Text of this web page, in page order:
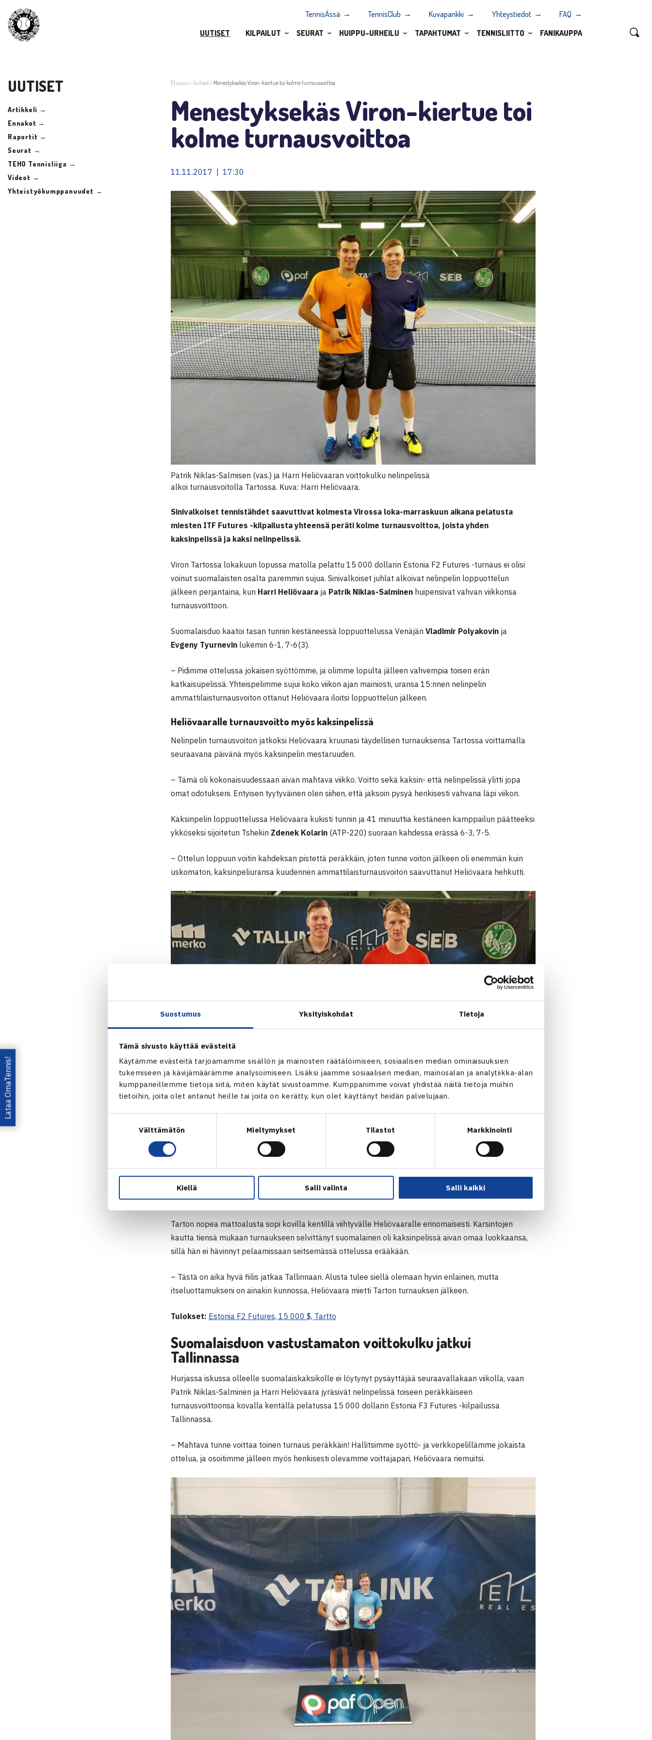
Suostumus Yksityiskohdat Tietoja
Tämä sivusto käyttää evästeitä
Käytämme evästeitä tarjoamamme sisällön ja mainosten räätälöimiseen, sosiaalisen median ominaisuuksien
tukemiseen ja kävijämäärämme analysoimiseen. Lisäksi jaamme sosiaalisen median, mainosalan ja analytiikka-alan
kumppaneillemme tietoja siitä, miten käytät sivustoamme. Kumppanimme voivat yhdistää näitä tietoja muihin
tietoihin, joita olet antanut heille tai joita on kerätty, kun olet käyttänyt heidän palvelujaan.
Välttämätön Mieltymykset Tilastot Markkinointi
Kiellä Salli valinta Salli kaikki
TennisÄssä TennisClub Kuvapankki Yhteystiedot
FAQ
UUTISET
KILPAILUT SEURAT HUIPPU-URHEILU TAPAHTUMAT TENNISLIITTO FANIKAUPPA
UUTISET
Artikkeli →
Ennakot →
Raportit →
Seurat →
TEHO Tennisliiga →
Videot →
Yhteistyökumppanuudet →
Etusivu > Uutiset> Menestyksekäs Viron-kiertue toi kolme turnausvoittoa
Menestyksekäs Viron-kiertue toi
kolme turnausvoittoa
11.11.2017 | 17:30
Patrik Niklas-Salmisen (vas.) ja Harri Heliövaaran voittokulku nelinpelissä
alkoi turnausvoitolla Tartossa. Kuva: Harri Heliövaara.
Sinivalkoiset tennistähdet saavuttivat kolmesta Virossa loka-marraskuun aikana pelatusta
miesten ITF Futures -kilpailusta yhteensä peräti kolme turnausvoittoa, joista yhden
kaksinpelissä ja kaksi nelinpelissä.
Viron Tartossa lokakuun lopussa matolla pelattu 15 000 dollarin Estonia F2 Futures -turnaus ei olisi
voinut suomalaisten osalta paremmin sujua. Sinivalkoiset juhlat alkoivat nelinpelin loppuottelun
jälkeen perjantaina, kun Harri Heliövaara ja Patrik Niklas-Salminen huipensivat vahvan viikkonsa
turnausvoittoon.
Suomalaisduo kaatoi tasan tunnin kestäneessä loppuottelussa Venäjän Vladimir Polyakovin ja
Evgeny Tyurnevin lukemin 6-1, 7-6(3).
– Pidimme ottelussa jokaisen syöttömme, ja olimme lopulta jälleen vahvempia toisen erän
katkaisupelissä. Yhteispelimme sujui koko viikon ajan mainiosti, uransa 15:nnen nelinpelin
ammattilaisturnausvoiton ottanut Heliövaara iloitsi loppuottelun jälkeen.
Heliövaaralle turnausvoitto myös kaksinpelissä
Nelinpelin turnausvoiton jatkoksi Heliövaara kruunasi täydellisen turnauksensa Tartossa voittamalla
seuraavana päivänä myös kaksinpelin mestaruuden.
– Tämä oli kokonaisuudessaan aivan mahtava viikko. Voitto sekä kaksin- että nelinpelissä ylitti jopa
omat odotukseni. Erityisen tyytyväinen olen siihen, että jaksoin pysyä henkisesti vahvana läpi viikon.
Kaksinpelin loppuottelussa Heliövaara kukisti tunnin ja 41 minuuttia kestäneen kamppailun päätteeksi
ykköseksi sijoitetun Tshekin Zdenek Kolarin (ATP-220) suoraan kahdessa erässä 6-3, 7-5.
– Ottelun loppuun voitin kahdeksan pistettä peräkkäin, joten tunne voiton jälkeen oli enemmän kuin
uskomaton, kaksinpeliuransa kuudennen ammattilaisturnausvoiton saavuttanut Heliövaara hehkutti.
Harri Heliövaara vei Tartosta myös kaksinpelin turnausvoiton, kun
loppuottelussa kaatui Tshekin Zdenek Kolar (oik.).
Kuva: Harri Heliövaara.
Tarton nopea mattoalusta sopi kovilla kentillä viihtyvälle Heliövaaralle erinomaisesti. Karsintojen
kautta tiensä mukaan turnaukseen selvittänyt suomalainen oli kaksinpelissä aivan omaa luokkaansa,
sillä hän ei hävinnyt pelaamissaan seitsemässä ottelussa erääkään.
– Tästä on aika hyvä fiilis jatkaa Tallinnaan. Alusta tulee siellä olemaan hyvin erilainen, mutta
itseluottamukseni on ainakin kunnossa, Heliövaara mietti Tarton turnauksen jälkeen.
Tulokset: Estonia F2 Futures, 15 000 $, Tartto
Suomalaisduon vastustamaton voittokulku jatkui
Tallinnassa
Hurjassa iskussa olleelle suomalaiskaksikolle ei löytynyt pysäyttäjää seuraavallakaan viikolla, vaan
Patrik Niklas-Salminen ja Harri Heliövaara jyräsivät nelinpelissä toiseen peräkkäiseen
turnausvoittoonsa kovalla kentällä pelatussa 15 000 dollarin Estonia F3 Futures -kilpailussa
Tallinnassa.
– Mahtava tunne voittaa toinen turnaus peräkkäin! Hallitsimme syöttö- ja verkkopelillämme jokaista
ottelua, ja osoitimme jälleen myös henkisesti olevamme voittajapari, Heliövaara riemuitsi.
Lataa OmaTennis!